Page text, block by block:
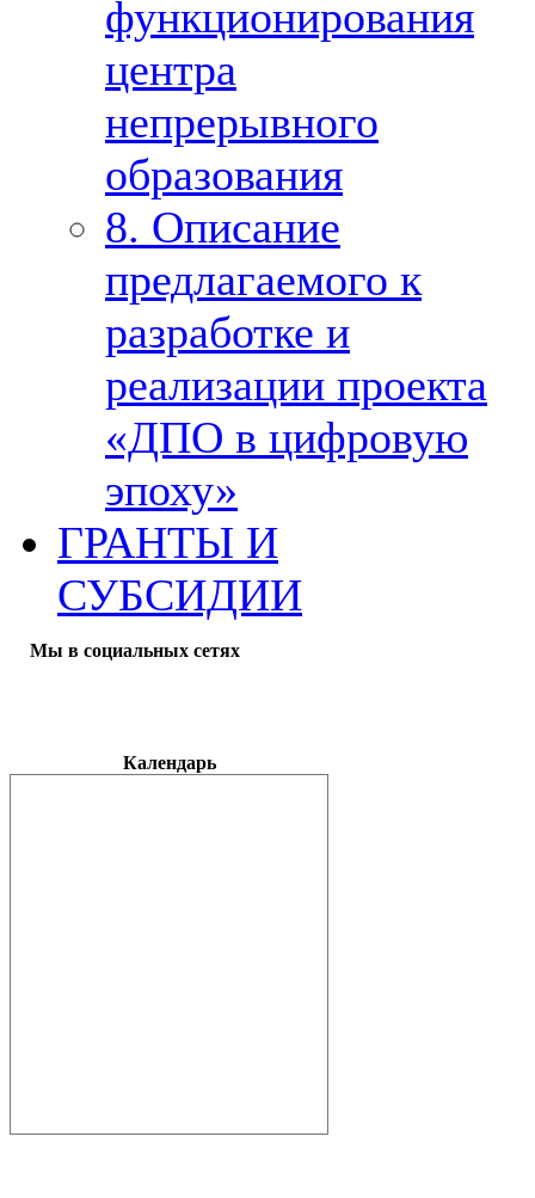
функционирования
центра
непрерывного
образования
8. Описание
предлагаемого к
разработке и
реализации проекта
«ДПО в цифровую
эпоху»
ГРАНТЫ И
СУБСИДИИ
Мы в социальных сетях
Календарь